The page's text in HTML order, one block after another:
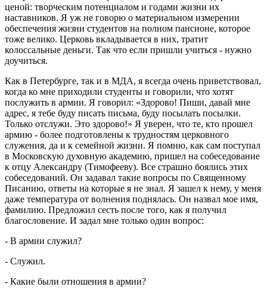
ценой: творческим потенциалом и годами жизни их
наставников. Я уж не говорю о материальном измерении
обеспечения жизни студентов на полном пансионе, которое
тоже велико. Церковь вкладывается в них, тратит
колоссальные деньги. Так что если пришли учиться - нужно
доучиться.
Как в Петербурге, так и в МДА, я всегда очень приветствовал,
когда ко мне приходили студенты и говорили, что хотят
послужить в армии. Я говорил: «Здорово! Пиши, давай мне
адрес, я тебе буду писать письма, буду посылать посылки.
Только отслужи. Это здорово!» Я уверен, что те, кто прошел
армию - более подготовлены к трудностям церковного
служения, да и к семейной жизни. Я помню, как сам поступал
в Московскую духовную академию, пришел на собеседование
к отцу Александру (Тимофееву). Все страшно боялись этих
собеседований. Он задавал такие вопросы по Священному
Писанию, ответы на которые я не знал. Я зашел к нему, у меня
даже температура от волнения поднялась. Он назвал мое имя,
фамилию. Предложил сесть после того, как я получил
благословение. И задал мне только один вопрос:
- В армии служил?
- Служил.
- Какие были отношения в армии?